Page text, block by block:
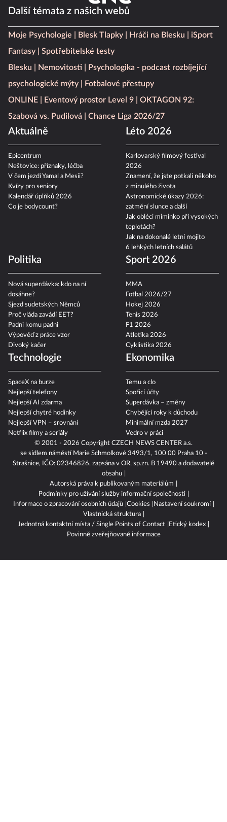
© 2001 - 2026 Copyright CZECH NEWS CENTER a.s.
se sídlem náměstí Marie Schmolkové 3493/1, 100 00 Praha 10 -
Strašnice, IČO: 02346826, zapsána v OR, sp.zn. B 19490 a dodavatelé
obsahu
Autorská práva k publikovaným materiálům
Podmínky pro užívání služby informační společnosti
Informace o zpracování osobních údajů Cookies
Nastavení soukromí
Vlastnická struktura
Jednotná kontaktní místa / Single Points of Contact
Etický kodex
Povinně zveřejňované informace
Další témata z našich webů
Moje Psychologie Blesk Tlapky Hráči na Blesku
iSport
Fantasy
Spotřebitelské testy
Blesku
Nemovitosti
Psychologika - podcast rozbíjející
psychologické mýty
Fotbalové přestupy
ONLINE
Eventový prostor Level 9
OKTAGON 92:
Szabová vs. Pudilová
Chance Liga 2026/27
Aktuálně
Epicentrum
Neštovice: příznaky, léčba
V čem jezdí Yamal a Mesii?
Kvízy pro seniory
Kalendář úplňků 2026
Co je bodycount?
Léto 2026
Karlovarský filmový festival
2026
Znamení, že jste potkali někoho
z minulého života
Astronomické úkazy 2026:
zatmění slunce a další
Jak obléci miminko při vysokých
teplotách?
Jak na dokonalé letní mojito
6 lehkých letních salátů
Politika
Nová superdávka: kdo na ní
dosáhne?
Sjezd sudetských Němců
Proč vláda zavádí EET?
Padni komu padni
Výpověď z práce vzor
Divoký kačer
Sport 2026
MMA
Fotbal 2026/27
Hokej 2026
Tenis 2026
F1 2026
Atletika 2026
Cyklistika 2026
Technologie
SpaceX na burze
Nejlepší telefony
Nejlepší AI zdarma
Nejlepší chytré hodinky
Nejlepší VPN – srovnání
Netflix filmy a seriály
Ekonomika
Temu a clo
Spořicí účty
Superdávka – změny
Chybějící roky k důchodu
Minimální mzda 2027
Vedro v práci